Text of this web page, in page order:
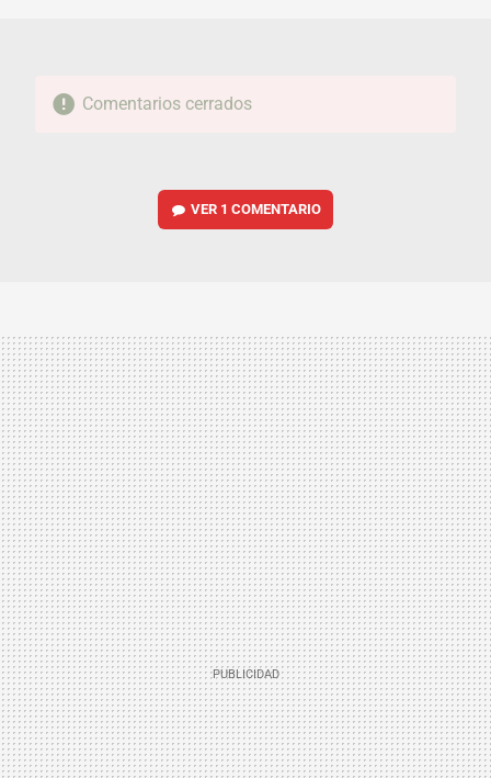
Comentarios cerrados
VER 1 COMENTARIO